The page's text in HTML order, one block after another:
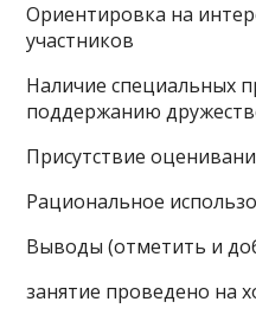
Ориентировка на
участников
Наличие специальных
поддержанию
Присутствие
Рациональное
Выводы (отметить и
занятие проведено на